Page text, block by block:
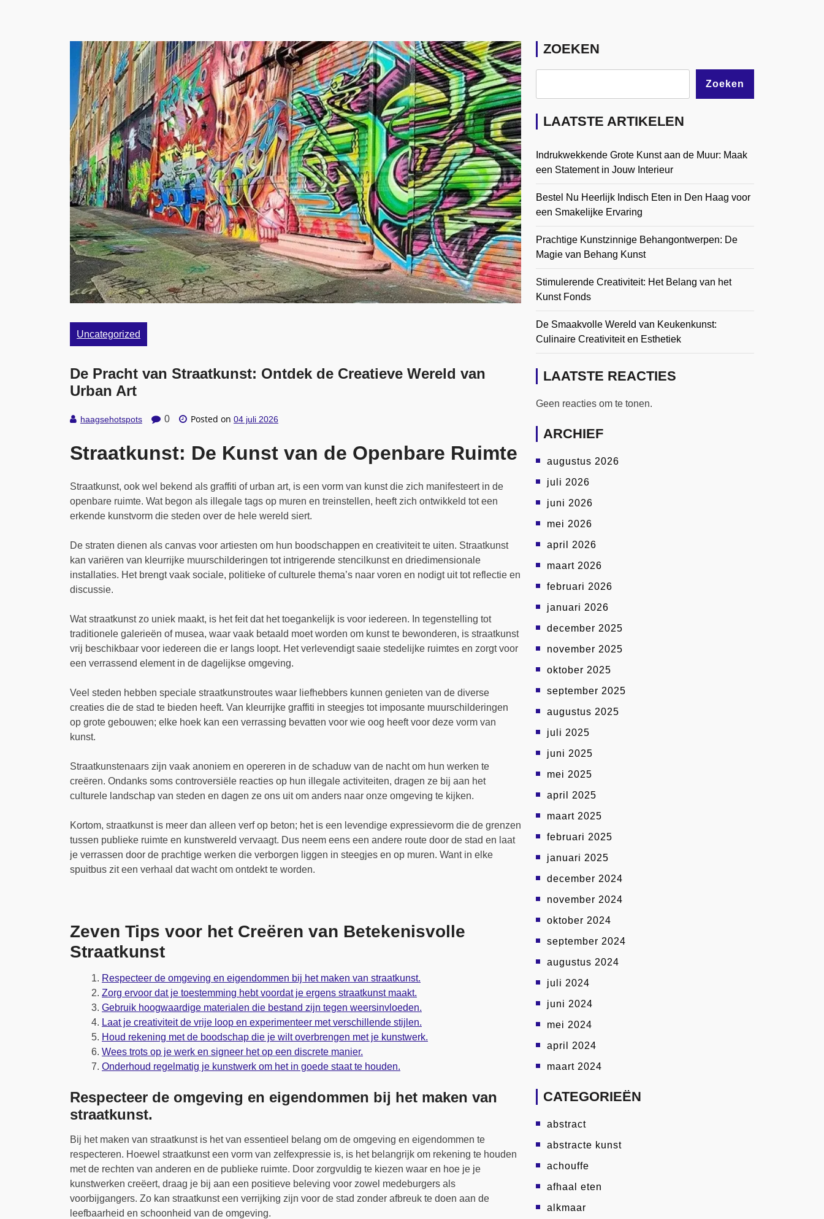
Uncategorized
De Pracht van Straatkunst: Ontdek de Creatieve Wereld van
Urban Art
haagsehotspots 0 Posted on 04 juli 2026
Straatkunst: De Kunst van de Openbare Ruimte
Straatkunst, ook wel bekend als graffiti of urban art, is een vorm van kunst die zich manifesteert in de
openbare ruimte. Wat begon als illegale tags op muren en treinstellen, heeft zich ontwikkeld tot een
erkende kunstvorm die steden over de hele wereld siert.
De straten dienen als canvas voor artiesten om hun boodschappen en creativiteit te uiten. Straatkunst
kan variëren van kleurrijke muurschilderingen tot intrigerende stencilkunst en driedimensionale
installaties. Het brengt vaak sociale, politieke of culturele thema’s naar voren en nodigt uit tot reflectie en
discussie.
Wat straatkunst zo uniek maakt, is het feit dat het toegankelijk is voor iedereen. In tegenstelling tot
traditionele galerieën of musea, waar vaak betaald moet worden om kunst te bewonderen, is straatkunst
vrij beschikbaar voor iedereen die er langs loopt. Het verlevendigt saaie stedelijke ruimtes en zorgt voor
een verrassend element in de dagelijkse omgeving.
Veel steden hebben speciale straatkunstroutes waar liefhebbers kunnen genieten van de diverse
creaties die de stad te bieden heeft. Van kleurrijke graffiti in steegjes tot imposante muurschilderingen
op grote gebouwen; elke hoek kan een verrassing bevatten voor wie oog heeft voor deze vorm van
kunst.
Straatkunstenaars zijn vaak anoniem en opereren in de schaduw van de nacht om hun werken te
creëren. Ondanks soms controversiële reacties op hun illegale activiteiten, dragen ze bij aan het
culturele landschap van steden en dagen ze ons uit om anders naar onze omgeving te kijken.
Kortom, straatkunst is meer dan alleen verf op beton; het is een levendige expressievorm die de grenzen
tussen publieke ruimte en kunstwereld vervaagt. Dus neem eens een andere route door de stad en laat
je verrassen door de prachtige werken die verborgen liggen in steegjes en op muren. Want in elke
spuitbus zit een verhaal dat wacht om ontdekt te worden.
Zeven Tips voor het Creëren van Betekenisvolle
Straatkunst
Respecteer de omgeving en eigendommen bij het maken van straatkunst.
Zorg ervoor dat je toestemming hebt voordat je ergens straatkunst maakt.
Gebruik hoogwaardige materialen die bestand zijn tegen weersinvloeden.
Laat je creativiteit de vrije loop en experimenteer met verschillende stijlen.
Houd rekening met de boodschap die je wilt overbrengen met je kunstwerk.
Wees trots op je werk en signeer het op een discrete manier.
Onderhoud regelmatig je kunstwerk om het in goede staat te houden.
Respecteer de omgeving en eigendommen bij het maken van
straatkunst.
Bij het maken van straatkunst is het van essentieel belang om de omgeving en eigendommen te
respecteren. Hoewel straatkunst een vorm van zelfexpressie is, is het belangrijk om rekening te houden
met de rechten van anderen en de publieke ruimte. Door zorgvuldig te kiezen waar en hoe je je
kunstwerken creëert, draag je bij aan een positieve beleving voor zowel medeburgers als
voorbijgangers. Zo kan straatkunst een verrijking zijn voor de stad zonder afbreuk te doen aan de
leefbaarheid en schoonheid van de omgeving.
ZOEKEN
Zoeken
LAATSTE ARTIKELEN
Indrukwekkende Grote Kunst aan de Muur: Maak
een Statement in Jouw Interieur
Bestel Nu Heerlijk Indisch Eten in Den Haag voor
een Smakelijke Ervaring
Prachtige Kunstzinnige Behangontwerpen: De
Magie van Behang Kunst
Stimulerende Creativiteit: Het Belang van het
Kunst Fonds
De Smaakvolle Wereld van Keukenkunst:
Culinaire Creativiteit en Esthetiek
LAATSTE REACTIES
Geen reacties om te tonen.
ARCHIEF
augustus 2026
juli 2026
juni 2026
mei 2026
april 2026
maart 2026
februari 2026
januari 2026
december 2025
november 2025
oktober 2025
september 2025
augustus 2025
juli 2025
juni 2025
mei 2025
april 2025
maart 2025
februari 2025
januari 2025
december 2024
november 2024
oktober 2024
september 2024
augustus 2024
juli 2024
juni 2024
mei 2024
april 2024
maart 2024
CATEGORIEËN
abstract
abstracte kunst
achouffe
afhaal eten
alkmaar